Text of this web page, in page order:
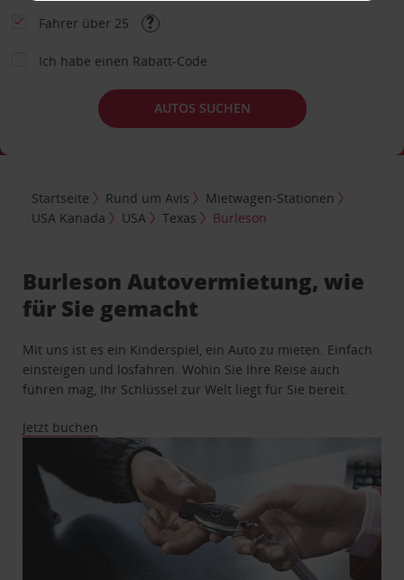
Fahrer über 25
Ich habe einen Rabatt-Code
AUTOS SUCHEN
Startseite Rund um Avis
Mietwagen-Stationen
USA Kanada
USA Texas Burleson
Burleson Autovermietung, wie
für Sie gemacht
Mit uns ist es ein Kinderspiel, ein Auto zu mieten. Einfach
einsteigen und losfahren. Wohin Sie Ihre Reise auch
führen mag, Ihr Schlüssel zur Welt liegt für Sie bereit.
Jetzt buchen